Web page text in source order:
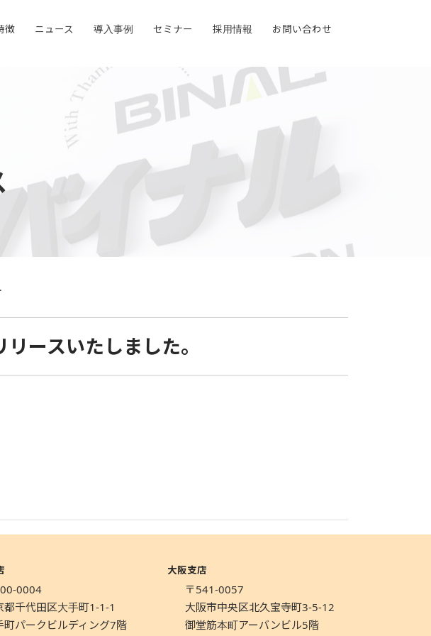
徴
徴 ニュース
ニュース 導入事例
導入事例 セミナー
セミナー 採用情報
採用情報 お問い合わせ
お問い合わせ
ースいたしました。
0004
都千代田区大手町1-1-1
町パークビルディング7階
大阪支店
〒541-0057
大阪市中央区北久宝寺町3-5-12
御堂筋本町アーバンビル5階